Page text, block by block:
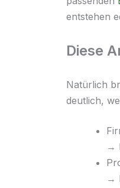
entstehen
Diese
Natürlich
deutlich,
→
→